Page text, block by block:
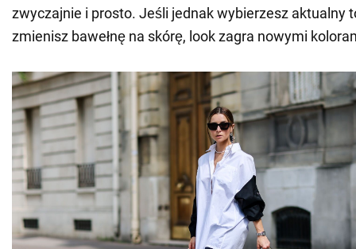
zwyczajnie i prosto. Jeśli jednak wybierzesz aktualny
zmienisz bawełnę na skórę, look zagra nowymi